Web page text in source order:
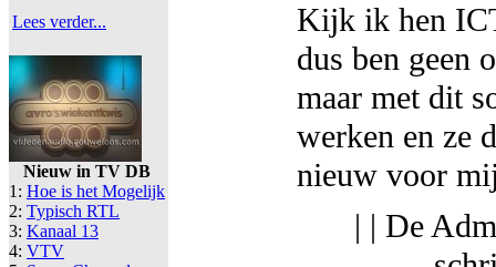
Lees verder...
Nieuw in TV DB
1: Hoe is het Mogelijk
2: Typisch RTL
3: Kanaal 13
4: VTV
Kijk ik hen
dus ben geen
maar met dit
werken en ze
nieuw voor
| | De